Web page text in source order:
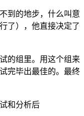
到的地步，什么叫意
了），他直接决定了
的组里。用这个组来
完毕出最佳的。最终
和分析后